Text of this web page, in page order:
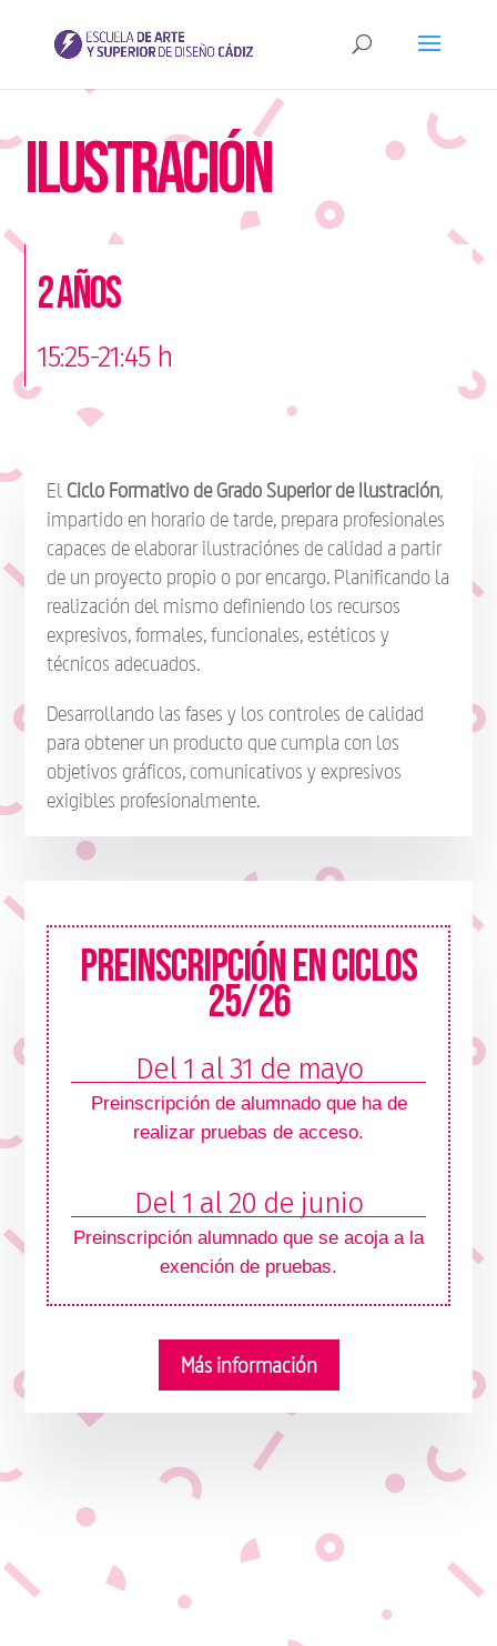
Ilustración
2 años
15:25-21:45 h
ElCiclo Formativo de Grado Superior de Ilustración,
impartido en horario de tarde, prepara profesionales
capaces de elaborar ilustraciónes de calidad a partir
de un proyecto propio o por encargo. Planificando la
realización del mismo definiendo los recursos
expresivos, formales, funcionales, estéticos y
técnicos adecuados.
Desarrollando las fases y los controles de calidad
para obtener un producto que cumpla con los
objetivos gráficos, comunicativos y expresivos
exigibles profesionalmente.
PREINSCRIPCIÓN EN CICLOS
25/26
Del 1 al 31 de mayo
Preinscripción de alumnado que ha de
realizar pruebas de acceso.
Del 1 al 20 de junio
Preinscripción alumnado que se acoja a la
exención de pruebas.
Más información